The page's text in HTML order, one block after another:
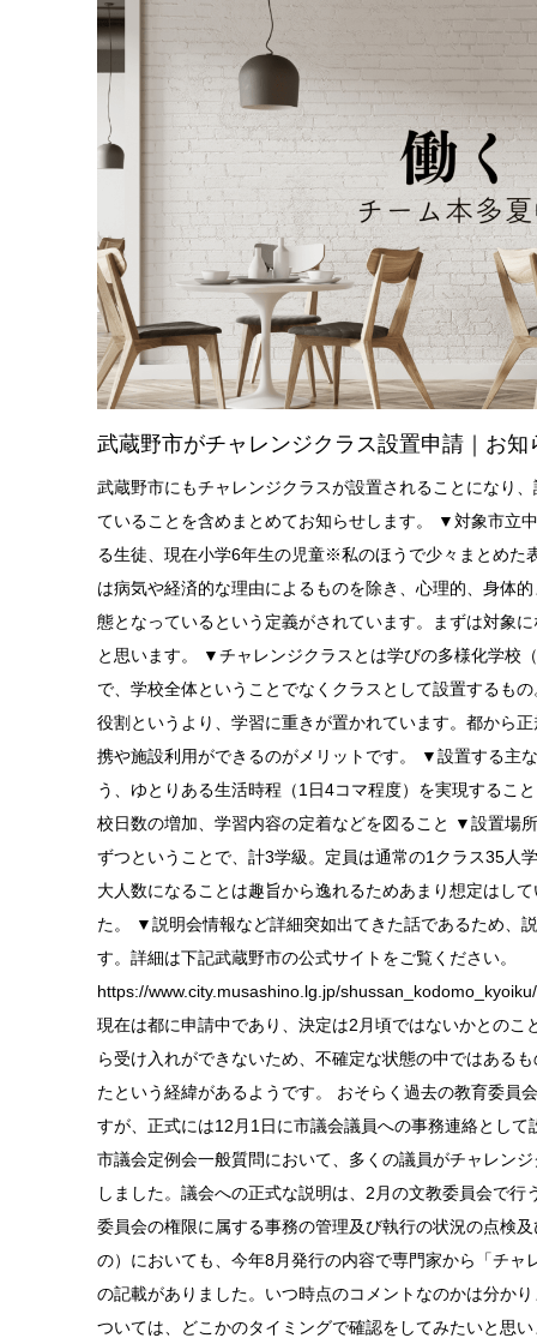
武蔵野市がチャレンジクラス設置申請｜お知
武蔵野市にもチャレンジクラスが設置されることになり
ていることを含めまとめてお知らせします。 ▼対象市立
る生徒、現在小学6年生の児童※私のほうで少々まとめた
は病気や経済的な理由によるものを除き、心理的、身体
態となっているという定義がされています。まずは対象
と思います。 ▼チャレンジクラスとは学びの多様化学校
で、学校全体ということでなくクラスとして設置するも
役割というより、学習に重きが置かれています。都から
携や施設利用ができるのがメリットです。 ▼設置する主
う、ゆとりある生活時程（1日4コマ程度）を実現するこ
校日数の増加、学習内容の定着などを図ること ▼設置場
ずつということで、計3学級。定員は通常の1クラス35人
大人数になることは趣旨から逸れるためあまり想定はし
た。 ▼説明会情報など詳細突如出てきた話であるため、
す。詳細は下記武蔵野市の公式サイトをご覧ください。
https://www.city.musashino.lg.jp/
現在は都に申請中であり、決定は2月頃ではないかとのこ
ら受け入れができないため、不確定な状態の中ではある
たという経緯があるようです。 おそらく過去の教育委員
すが、正式には12月1日に市議会議員への事務連絡とし
市議会定例会一般質問において、多くの議員がチャレン
しました。議会への正式な説明は、2月の文教委員会で
委員会の権限に属する事務の管理及び執行の状況の点検
の）においても、今年8月発行の内容で専門家から「チャ
の記載がありました。いつ時点のコメントなのかは分か
ついては、どこかのタイミングで確認をしてみたいと思